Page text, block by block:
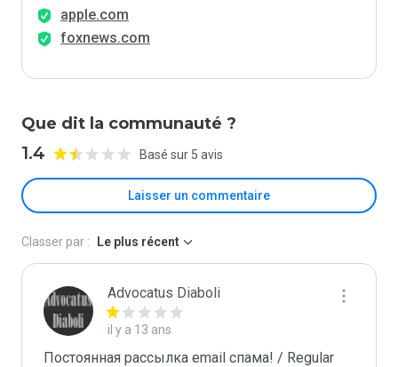
apple.com
foxnews.com
Que dit la communauté ?
1.4 Basé sur 5 avis
Laisser un commentaire
Classer par : Le plus récent
Advocatus Diaboli
il y a 13 ans
Постоянная рассылка email спама! / Regular